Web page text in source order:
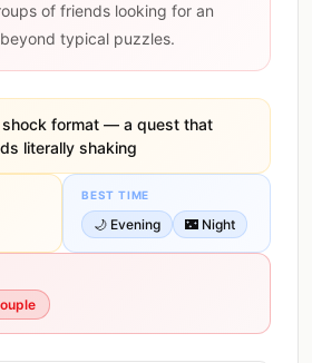
of friends looking for an
typical puzzles.
shock format — a quest that
literally shaking
BEST TIME
🌙 Evening 🌃 Night